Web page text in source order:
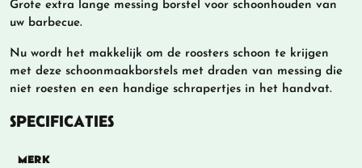
Grote extra lange messing borstel voor schoonhouden van
uw barbecue.
Nu wordt het makkelijk om de roosters schoon te krijgen
met deze schoonmaakborstels met draden van messing die
niet roesten en een handige schrapertjes in het handvat.
SPECIFICATIES
MERK